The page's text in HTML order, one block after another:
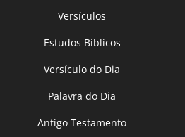
Versículos
Estudos Bíblicos
Versículo do Dia
Palavra do Dia
Antigo Testamento